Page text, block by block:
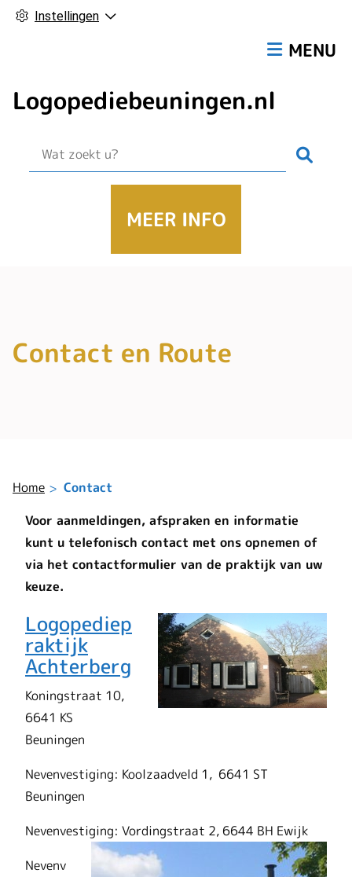
Instellingen
Logopediebeuningen.nl
MENU
MEER INFO
Home Contact
Contact en Route
Voor aanmeldingen, afspraken en informatie
kunt u telefonisch contact met ons opnemen of
via het contactformulier van de praktijk van uw
keuze.
Logopediep
raktijk
Achterberg
Koningstraat 10,
6641 KS
Beuningen
Nevenvestiging: Koolzaadveld 1, 6641 ST
Beuningen
Nevenvestiging: Vordingstraat 2, 6644 BH Ewijk
Nevenv